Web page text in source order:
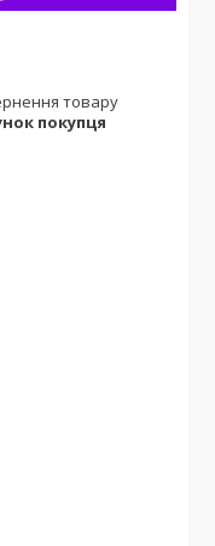
товару
покупця